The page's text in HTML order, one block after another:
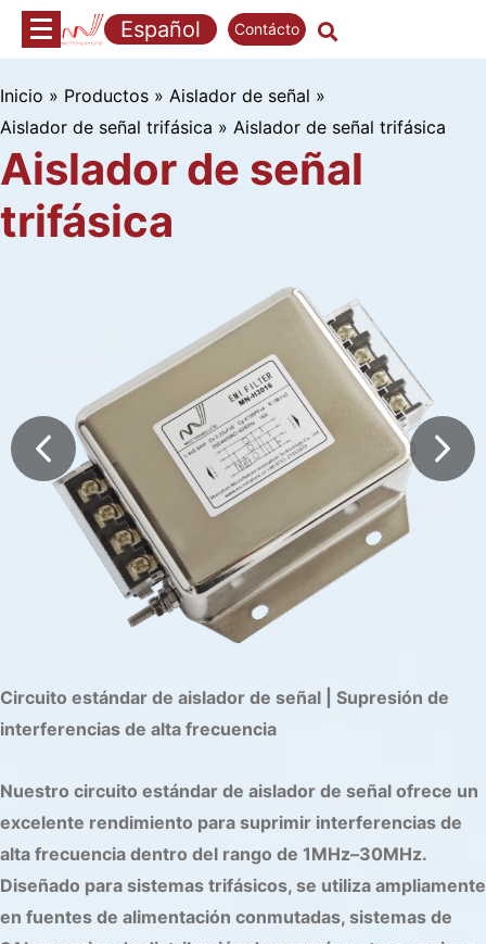
Saltar
Español Contácto
Inicio » Productos » Aislador de señal »
Aislador de señal trifásica » Aislador de señal trifásica
Aislador de señal
trifásica
Circuito estándar de aislador de señal | Supresión de
interferencias de alta frecuencia
Nuestro circuito estándar de aislador de señal ofrece un
excelente rendimiento para suprimir interferencias de
alta frecuencia dentro del rango de 1MHz–30MHz.
Diseñado para sistemas trifásicos, se utiliza ampliamente
en fuentes de alimentación conmutadas, sistemas de